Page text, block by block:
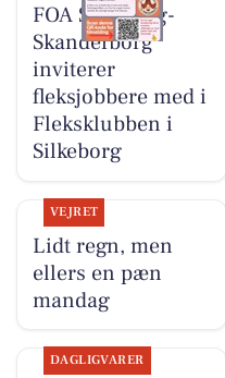
FOA Silkeborg-
Skanderborg
inviterer
fleksjobbere med i
Fleksklubben i
Silkeborg
VEJRET
Lidt regn, men
ellers en pæn
mandag
DAGLIGVARER